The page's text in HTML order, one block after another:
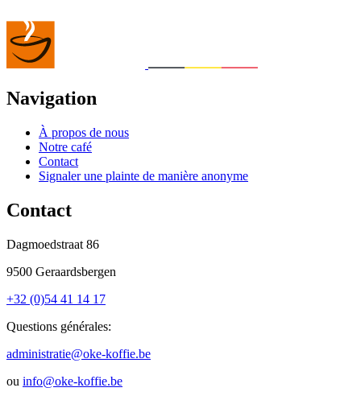
Navigation
À propos de nous
Notre café
Contact
Signaler une plainte de manière anonyme
Contact
Dagmoedstraat 86
9500 Geraardsbergen
+32 (0)54 41 14 17
Questions générales:
administratie@oke-koffie.be
ou info@oke-koffie.be